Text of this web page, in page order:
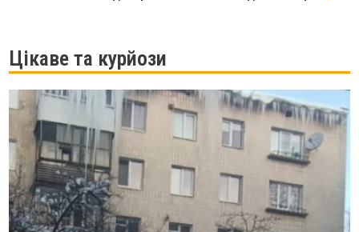
Цікаве та курйози